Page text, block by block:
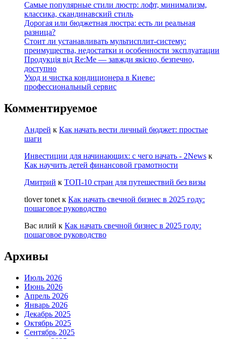
Самые популярные стили люстр: лофт, минимализм,
классика, скандинавский стиль
Дорогая или бюджетная люстра: есть ли реальная
разница?
Стоит ли устанавливать мультисплит-систему:
преимущества, недостатки и особенности эксплуатации
Продукція від Re:Me — завжди якісно, безпечно,
доступно
Уход и чистка кондиционера в Киеве:
профессиональный сервис
Комментируемое
Андрей к Как начать вести личный бюджет: простые
шаги
Инвестиции для начинающих: с чего начать - 2News к
Как научить детей финансовой грамотности
Дмитрий к ТОП-10 стран для путешествий без визы
tlover tonet к Как начать свечной бизнес в 2025 году:
пошаговое руководство
Вас илий к Как начать свечной бизнес в 2025 году:
пошаговое руководство
Архивы
Июль 2026
Июнь 2026
Апрель 2026
Январь 2026
Декабрь 2025
Октябрь 2025
Сентябрь 2025